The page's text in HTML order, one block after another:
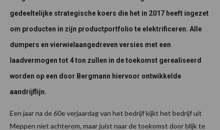
gedeeltelijke strategische koers die het in 2017 heeft ingezet
om producten in zijn productportfolio te elektrificeren. Alle
dumpers en vierwielaangedreven versies met een
laadvermogen tot 4 ton zullen in de toekomst gerealiseerd
worden op een door Bergmann hiervoor ontwikkelde
aandrijflijn.
Een jaar na de 60e verjaardag van het bedrijf kijkt het bedrijf uit
Meppen niet achterom, maar juist naar de toekomst door blijk te